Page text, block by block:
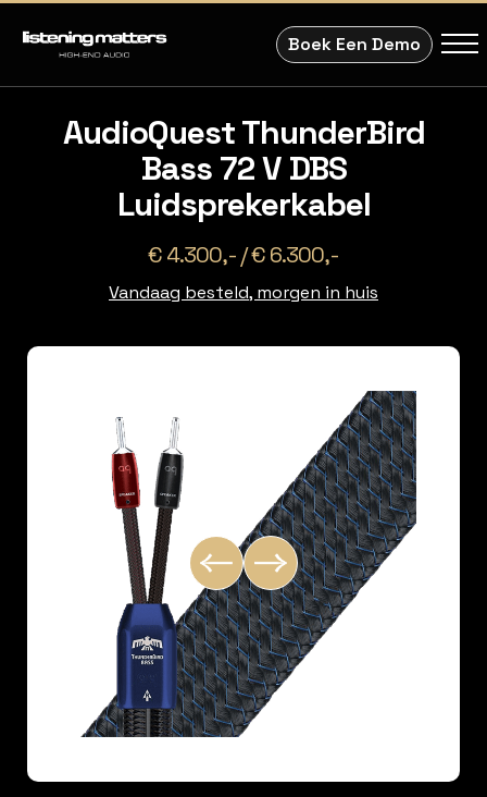
Boek Een Demo
AudioQuest ThunderBird
Bass 72 V DBS
Luidsprekerkabel
€ 4.300,- / € 6.300,-
Vandaag besteld, morgen in huis